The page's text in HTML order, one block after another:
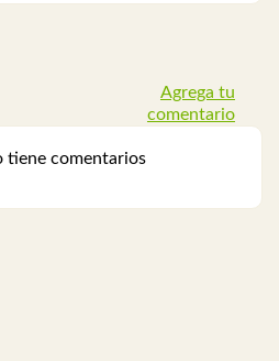
Agrega tu
comentario
tiene comentarios